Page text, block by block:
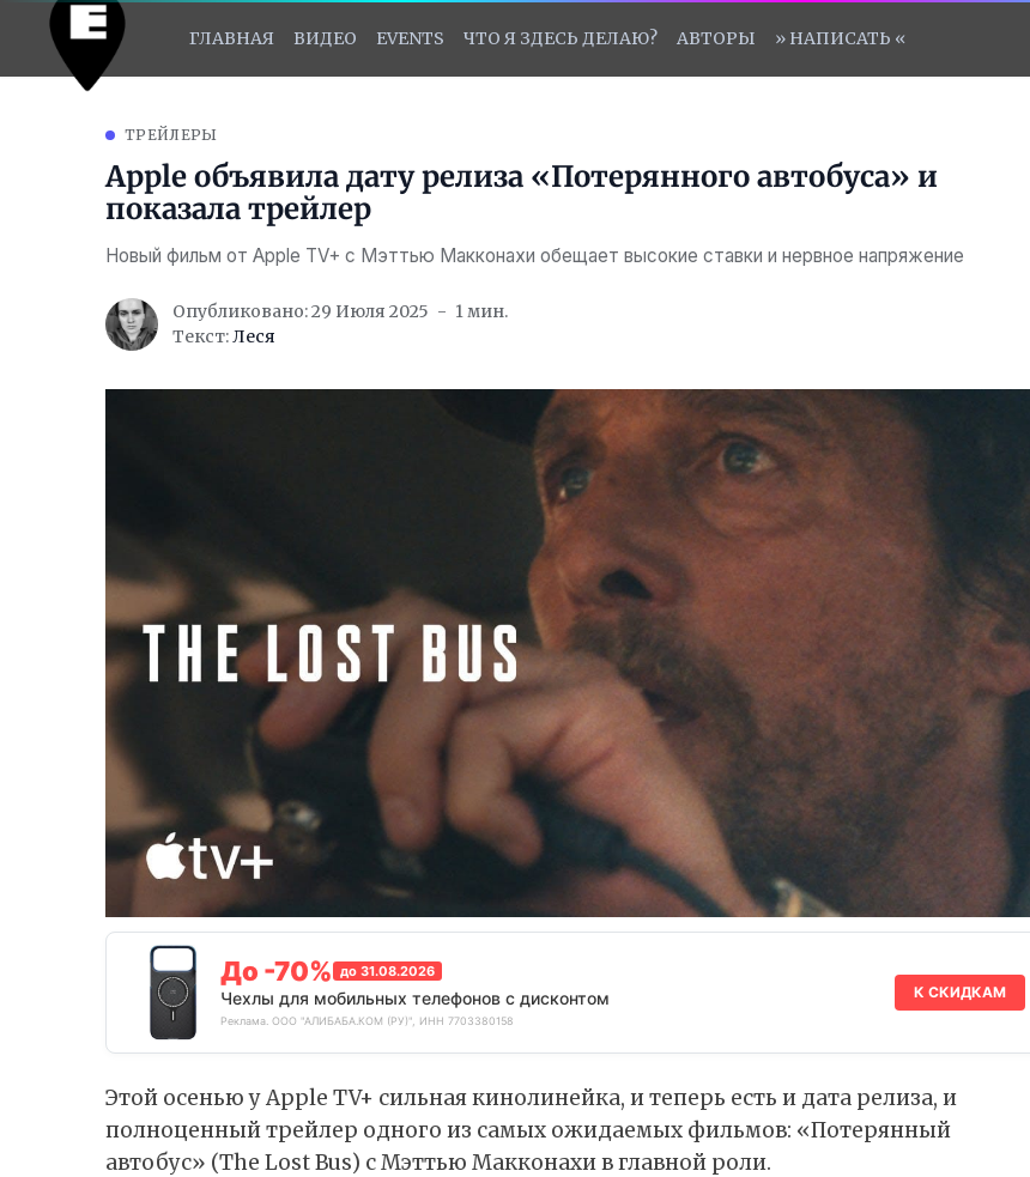
ГЛАВНАЯ ВИДЕО EVENTS ЧТО Я ЗДЕСЬ ДЕЛАЮ? АВТОРЫ » НАПИСАТЬ «
ТРЕЙЛЕРЫ
Apple объявила дату релиза «Потерянного автобуса» и
показала трейлер
Новый фильм от Apple TV+ с Мэттью Макконахи обещает высокие ставки и нервное напряжение
Опубликовано: 29 Июля 2025
1 мин.
Текст:Леся
До -70% до 31.08.2026
Чехлы для мобильных телефонов с дисконтом
Реклама. ООО "АЛИБАБА.КОМ (РУ)", ИНН 7703380158
К СКИДКАМ
Этой осенью у Apple TV+ сильная кинолинейка, и теперь есть и дата релиза, и
полноценный трейлер одного из самых ожидаемых фильмов: «Потерянный
автобус» (The Lost Bus) с Мэттью Макконахи в главной роли.